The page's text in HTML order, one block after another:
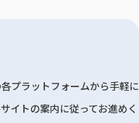
プラットフォームから手軽に
イトの案内に従ってお進めく